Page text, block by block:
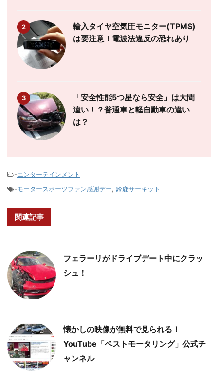
2
輸入タイヤ空気圧モニター(TPMS)
は要注意！電波法違反の恐れあり
3
「安全性能5つ星なら安全」は大間
違い！？普通車と軽自動車の違い
は？
-エンターテインメント
-モータースポーツファン感謝デー, 鈴鹿サーキット
関連記事
フェラーリがドライブデート中にクラッ
シュ！
懐かしの映像が無料で見られる！
YouTube「ベストモータリング」公式チ
ャンネル